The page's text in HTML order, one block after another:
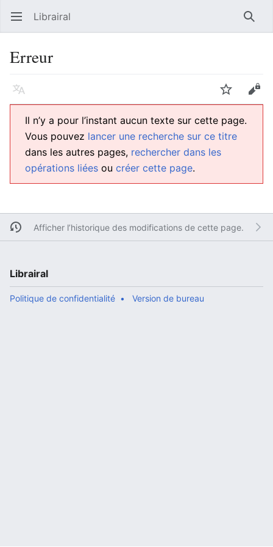
Ouvrir le menu principal Librairal
Erreur
Langue Suivre
Il n’y a pour l’instant aucun texte sur cette page.
Vous pouvez lancer une recherche sur ce titre
dans les autres pages, rechercher dans les
opérations liées ou créer cette page.
Afficher l’historique des modifications de cette page.
Librairal
Politique de confidentialité Version de bureau